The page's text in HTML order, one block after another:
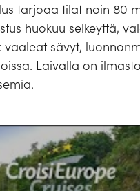
tarjoaa tilat noin 80
huokuu selkeyttä,
vaaleat sävyt,
Laivalla on